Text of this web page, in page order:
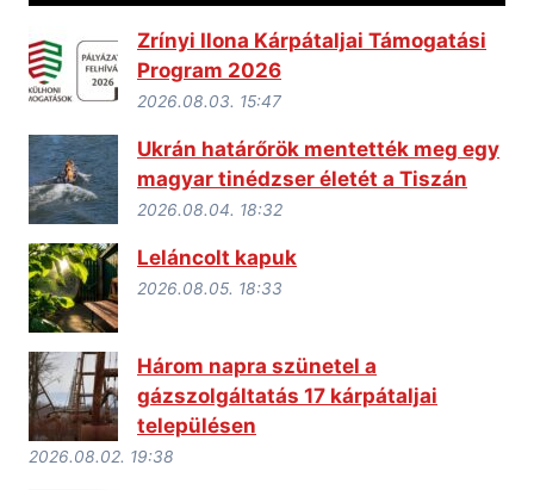
Zrínyi Ilona Kárpátaljai Támogatási
Program 2026
2026.08.03. 15:47
Ukrán határőrök mentették meg egy
magyar tinédzser életét a Tiszán
2026.08.04. 18:32
Leláncolt kapuk
2026.08.05. 18:33
Három napra szünetel a
gázszolgáltatás 17 kárpátaljai
településen
2026.08.02. 19:38